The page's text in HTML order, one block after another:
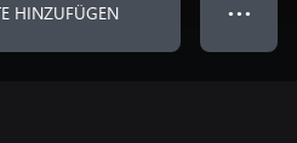
HINZUFÜGEN ● ● ●